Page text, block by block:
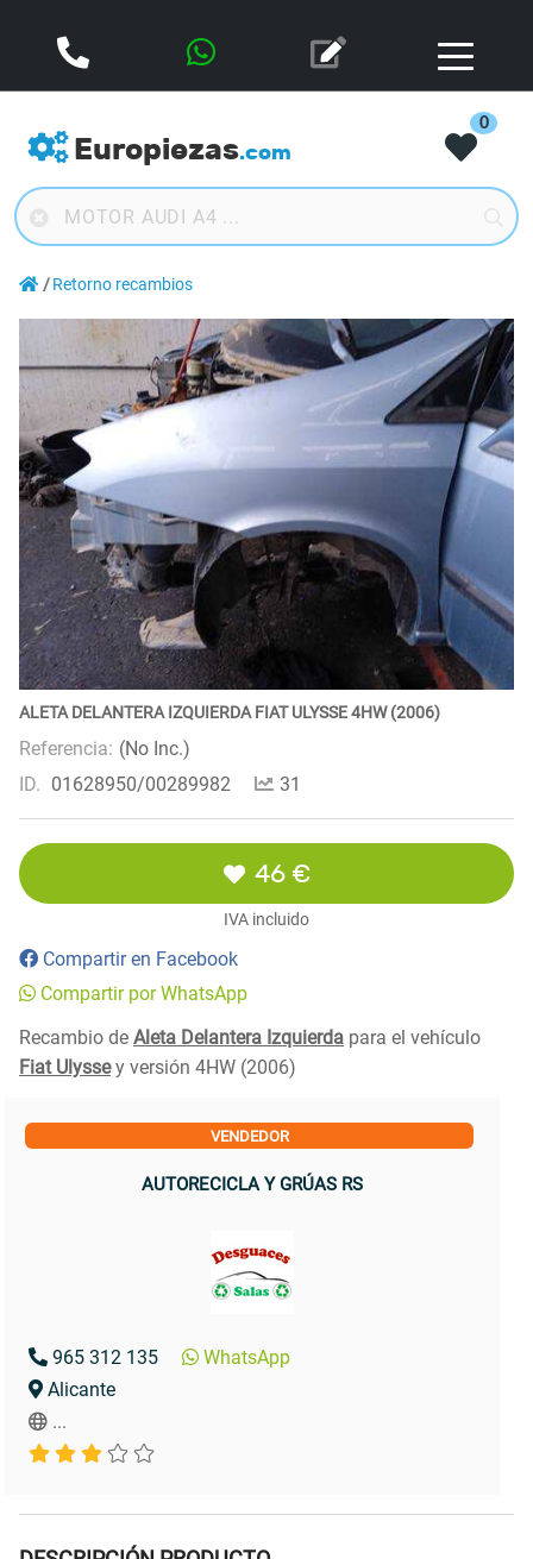
Europiezas.com
0
Retorno recambios
ALETA DELANTERA IZQUIERDA FIAT ULYSSE 4HW (2006)
Referencia: (No Inc.)
ID. 01628950/00289982 31
46 €
IVA incluido
Compartir en Facebook
Compartir por WhatsApp
Recambio de Aleta Delantera Izquierda para el vehículo
Fiat Ulyssey versión 4HW (2006)
VENDEDOR
AUTORECICLA Y GRÚAS RS
965 312 135
WhatsApp
Alicante
...